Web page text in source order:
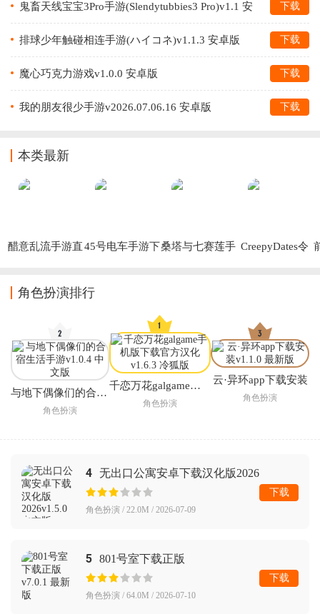
鬼畜天线宝宝3Pro手游(Slendytubbies3 Pro)v1.1 安
下载
排球少年触碰相连手游(ハイコネ)v1.1.3 安卓版 下载
魔心巧克力游戏v1.0.0 安卓版 下载
我的朋友很少手游v2026.07.06.16 安卓版 下载
本类最新
醋意乱流手游直45号电车手游下桑塔与七赛莲手 CreepyDates令
角色扮演排行
与地下偶像们的合宿生活手游
角色扮演
千恋万花galgame手机版下载官方汉化
角色扮演
云·异环app下载安装
角色扮演
4 无出口公寓安卓下载汉化版2026
角色扮演 / 22.0M / 2026-07-09
下载
5 801号室下载正版
角色扮演 / 64.0M / 2026-07-10
下载